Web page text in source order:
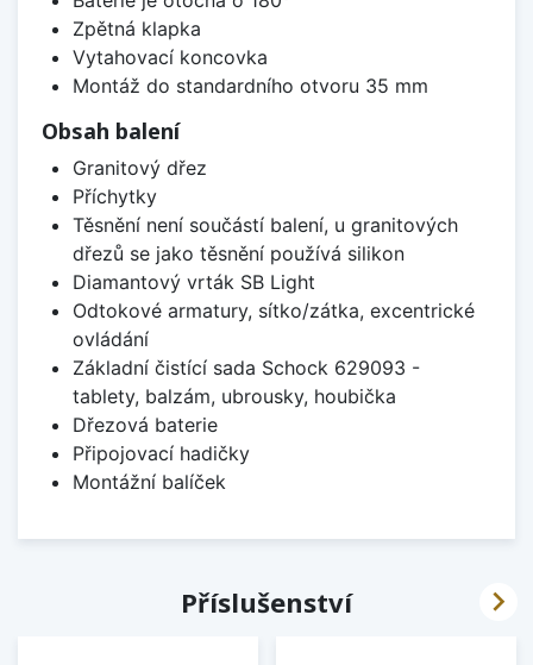
Zpětná klapka
Vytahovací koncovka
Montáž do standardního otvoru 35 mm
Obsah balení
Granitový dřez
Příchytky
Těsnění není součástí balení, u granitových
dřezů se jako těsnění používá silikon
Diamantový vrták SB Light
Odtokové armatury, sítko/zátka, excentrické
ovládání
Základní čistící sada Schock 629093 -
tablety, balzám, ubrousky, houbička
Dřezová baterie
Připojovací hadičky
Montážní balíček
Příslušenství 